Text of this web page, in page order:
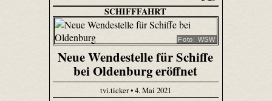
SCHIFFFAHRT
Foto: WSW
Neue Wendestelle für Schiffe
bei Oldenburg eröffnet
tvi.ticker • 4. Mai 2021